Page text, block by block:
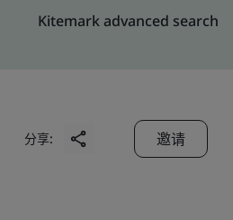
Kitemark advanced search
分享: 邀请